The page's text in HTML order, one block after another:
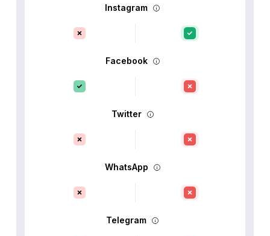
Instagram
Facebook
Twitter
WhatsApp
Telegram